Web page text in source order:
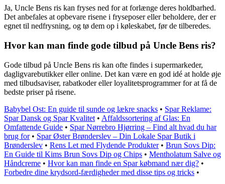
Ja, Uncle Bens ris kan fryses ned for at forlænge deres holdbarhed.
Det anbefales at opbevare risene i fryseposer eller beholdere, der er
egnet til nedfrysning, og tø dem op i køleskabet, før de tilberedes.
Hvor kan man finde gode tilbud på Uncle Bens ris?
Gode tilbud på Uncle Bens ris kan ofte findes i supermarkeder,
dagligvarebutikker eller online. Det kan være en god idé at holde øje
med tilbudsaviser, rabatkoder eller loyalitetsprogrammer for at få de
bedste priser på risene.
Babybel Ost: En guide til sunde og lækre snacks • Spar Reklame:
Spar Dansk og Spar Kvalitet • Affaldssortering af Glas: En
Omfattende Guide • Spar Nørrebro Hjørring – Find alt hvad du har
brug for• Spar Øster Brønderslev – Din Lokale Spar Butik i
Brønderslev • Rens Let med Flydende Produkter• Brun Sovs Dip:
En Guide til Kims Brun Sovs Dip og Chips • Mentholatum Salve og
Håndcreme • Hvor kan man finde en Spar købmand nær dig? •
Forbedre dine krydsord-færdigheder med disse tips og tricks •